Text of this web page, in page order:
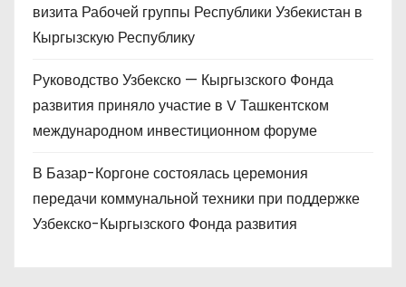
визита Рабочей группы Республики Узбекистан в
Кыргызскую Республику
Руководство Узбекско — Кыргызского Фонда
развития приняло участие в V Ташкентском
международном инвестиционном форуме
В Базар-Коргоне состоялась церемония
передачи коммунальной техники при поддержке
Узбекско-Кыргызского Фонда развития